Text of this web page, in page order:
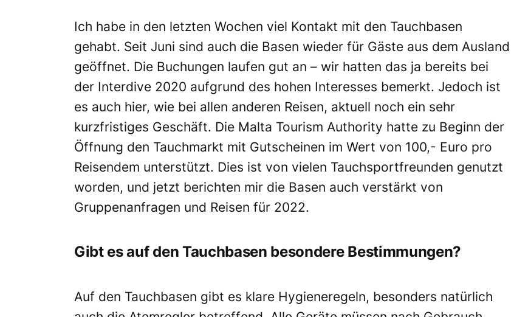
Ich habe in den letzten Wochen viel Kontakt mit den Tauchbasen
gehabt. Seit Juni sind auch die Basen wieder für Gäste aus dem Ausland
geöffnet. Die Buchungen laufen gut an – wir hatten das ja bereits bei
der Interdive 2020 aufgrund des hohen Interesses bemerkt. Jedoch ist
es auch hier, wie bei allen anderen Reisen, aktuell noch ein sehr
kurzfristiges Geschäft. Die Malta Tourism Authority hatte zu Beginn der
Öffnung den Tauchmarkt mit Gutscheinen im Wert von 100,- Euro pro
Reisendem unterstützt. Dies ist von vielen Tauchsportfreunden genutzt
worden, und jetzt berichten mir die Basen auch verstärkt von
Gruppenanfragen und Reisen für 2022.
Gibt es auf den Tauchbasen besondere Bestimmungen?
Auf den Tauchbasen gibt es klare Hygieneregeln, besonders natürlich